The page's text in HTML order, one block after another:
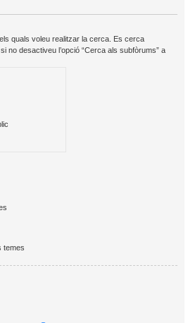
quals voleu realitzar la cerca. Es cerca
no desactiveu l’opció “Cerca als subfòrums” a
temes